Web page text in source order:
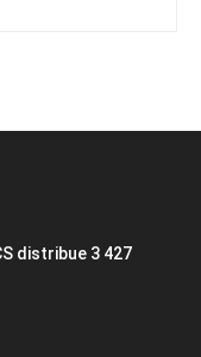
distribue 3 427